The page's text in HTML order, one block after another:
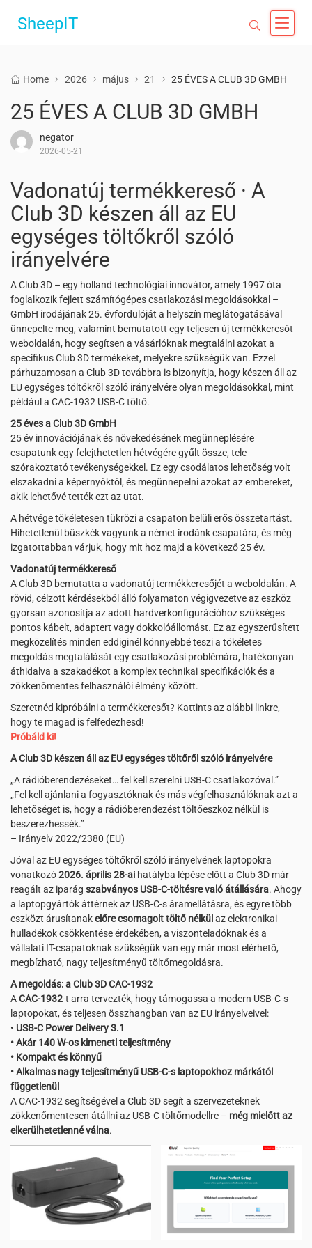
SheepIT
Home 2026 május 21 25 ÉVES A CLUB 3D GMBH
25 ÉVES A CLUB 3D GMBH
negator
2026-05-21
Vadonatúj termékkereső · A
Club 3D készen áll az EU
egységes töltőkről szóló
irányelvére
A Club 3D – egy holland technológiai innovátor, amely 1997 óta
foglalkozik fejlett számítógépes csatlakozási megoldásokkal –
GmbH irodájának 25. évfordulóját a helyszín meglátogatásával
ünnepelte meg, valamint bemutatott egy teljesen új termékkeresőt
weboldalán, hogy segítsen a vásárlóknak megtalálni azokat a
specifikus Club 3D termékeket, melyekre szükségük van. Ezzel
párhuzamosan a Club 3D továbbra is bizonyítja, hogy készen áll az
EU egységes töltőkről szóló irányelvére olyan megoldásokkal, mint
például a CAC-1932 USB-C töltő.
25 éves a Club 3D GmbH
25 év innovációjának és növekedésének megünneplésére
csapatunk egy felejthetetlen hétvégére gyűlt össze, tele
szórakoztató tevékenységekkel. Ez egy csodálatos lehetőség volt
elszakadni a képernyőktől, és megünnepelni azokat az embereket,
akik lehetővé tették ezt az utat.
A hétvége tökéletesen tükrözi a csapaton belüli erős összetartást.
Hihetetlenül büszkék vagyunk a német irodánk csapatára, és még
izgatottabban várjuk, hogy mit hoz majd a következő 25 év.
Vadonatúj termékkereső
A Club 3D bemutatta a vadonatúj termékkeresőjét a weboldalán. A
rövid, célzott kérdésekből álló folyamaton végigvezetve az eszköz
gyorsan azonosítja az adott hardverkonfigurációhoz szükséges
pontos kábelt, adaptert vagy dokkolóállomást. Ez az egyszerűsített
megközelítés minden eddiginél könnyebbé teszi a tökéletes
megoldás megtalálását egy csatlakozási problémára, hatékonyan
áthidalva a szakadékot a komplex technikai specifikációk és a
zökkenőmentes felhasználói élmény között.
Szeretnéd kipróbálni a termékkeresőt? Kattints az alábbi linkre,
hogy te magad is felfedezhesd!
Próbáld ki!
A Club 3D készen áll az EU egységes töltőről szóló irányelvére
„A rádióberendezéseket… fel kell szerelni USB-C csatlakozóval.”
„Fel kell ajánlani a fogyasztóknak és más végfelhasználóknak azt a
lehetőséget is, hogy a rádióberendezést töltőeszköz nélkül is
beszerezhessék.”
– Irányelv 2022/2380 (EU)
Jóval az EU egységes töltőkről szóló irányelvének laptopokra
vonatkozó2026. április 28-ai hatályba lépése előtt a Club 3D már
reagált az iparág szabványos USB-C-töltésre való átállására. Ahogy
a laptopgyártók áttérnek az USB-C-s áramellátásra, és egyre több
eszközt árusítanakelőre csomagolt töltő nélkül az elektronikai
hulladékok csökkentése érdekében, a viszonteladóknak és a
vállalati IT-csapatoknak szükségük van egy már most elérhető,
megbízható, nagy teljesítményű töltőmegoldásra.
A megoldás: a Club 3D CAC-1932
ACAC-1932-t arra tervezték, hogy támogassa a modern USB-C-s
laptopokat, és teljesen összhangban van az EU irányelveivel:
• USB-C Power Delivery 3.1
• Akár 140 W-os kimeneti teljesítmény
• Kompakt és könnyű
• Alkalmas nagy teljesítményű USB-C-s laptopokhoz márkától
függetlenül
A CAC-1932 segítségével a Club 3D segít a szervezeteknek
zökkenőmentesen átállni az USB-C töltőmodellre – még mielőtt az
elkerülhetetlenné válna.